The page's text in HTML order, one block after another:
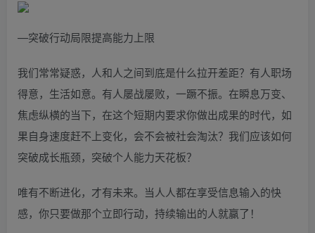
—突破行动局限提高能力上限
我们常常疑惑，人和人之间到底是什么拉开差距？有人职场
得意，生活如意。有人屡战屡败，一蹶不振。在瞬息万变、
焦虑纵横的当下，在这个短期内要求你做出成果的时代，如
果自身速度赶不上变化，会不会被社会淘汰？我们应该如何
突破成长瓶颈，突破个人能力天花板？
唯有不断进化，才有未来。当人人都在享受信息输入的快
感，你只要做那个立即行动，持续输出的人就赢了！